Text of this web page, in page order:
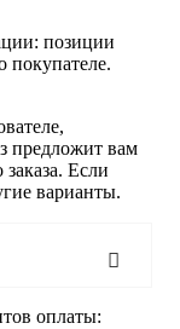
позиции
покупателе.
предложит вам
Если
варианты.
оплаты: